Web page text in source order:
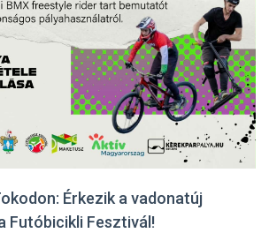
Érkezik a vadonatúj
Futóbicikli Fesztivál!